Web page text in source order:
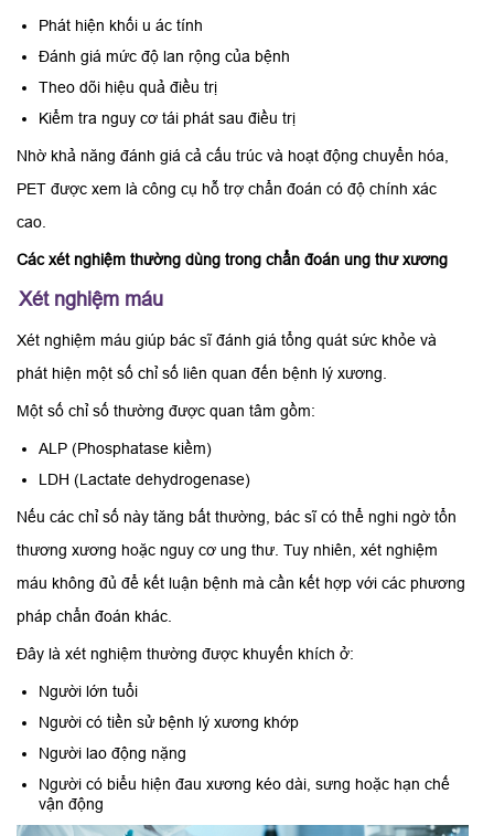
Phát hiện khối u ác tính
Đánh giá mức độ lan rộng của bệnh
Theo dõi hiệu quả điều trị
Kiểm tra nguy cơ tái phát sau điều trị
Nhờ khả năng đánh giá cả cấu trúc và hoạt động chuyển hóa,
PET được xem là công cụ hỗ trợ chẩn đoán có độ chính xác
cao.
Các xét nghiệm thường dùng trong chẩn đoán ung thư xương
Xét nghiệm máu
Xét nghiệm máu giúp bác sĩ đánh giá tổng quát sức khỏe và
phát hiện một số chỉ số liên quan đến bệnh lý xương.
Một số chỉ số thường được quan tâm gồm:
ALP (Phosphatase kiềm)
LDH (Lactate dehydrogenase)
Nếu các chỉ số này tăng bất thường, bác sĩ có thể nghi ngờ tổn
thương xương hoặc nguy cơ ung thư. Tuy nhiên, xét nghiệm
máu không đủ để kết luận bệnh mà cần kết hợp với các phương
pháp chẩn đoán khác.
Đây là xét nghiệm thường được khuyến khích ở:
Người lớn tuổi
Người có tiền sử bệnh lý xương khớp
Người lao động nặng
Người có biểu hiện đau xương kéo dài, sưng hoặc hạn chế
vận động